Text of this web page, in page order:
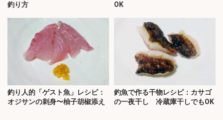
釣り方
OK
釣り人的「ゲスト魚」レシピ：
オジサンの刺身〜柚子胡椒添え
釣魚で作る干物レシピ：カサゴ
の一夜干し 冷蔵庫干しでもOK